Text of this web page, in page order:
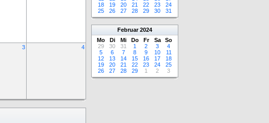
3 4
18
19 20 21 22 23
24
25
26 27 28 29 30 31
Februar 2024
Mo
Di Mi Do Fr Sa
So
29
30 31 1 2 3
4
5
6 7 8 9 10
11
12
13 14 15 16 17
18
19
20 21 22 23 24
25
26
27 28 29 1 2 3